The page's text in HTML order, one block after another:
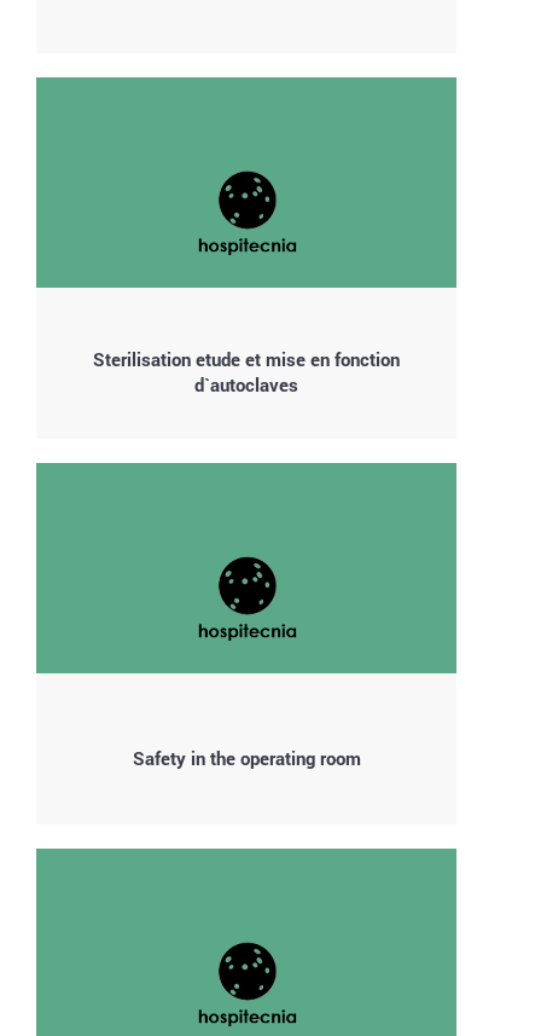
Sterilisation etude et mise en fonction
d`autoclaves
Safety in the operating room